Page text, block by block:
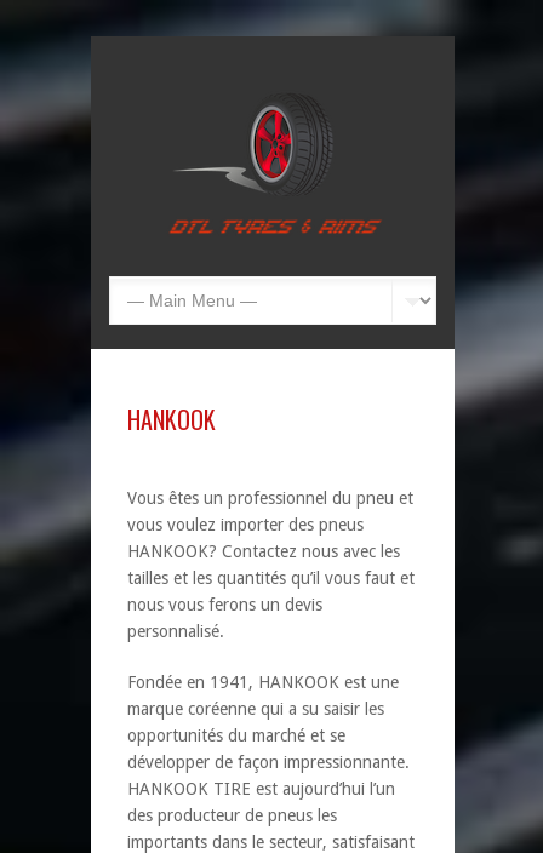
HANKOOK
Vous êtes un professionnel du pneu et
vous voulez importer des pneus
HANKOOK? Contactez nous avec les
tailles et les quantités qu’il vous faut et
nous vous ferons un devis
personnalisé.
Fondée en 1941, HANKOOK est une
marque coréenne qui a su saisir les
opportunités du marché et se
développer de façon impressionnante.
HANKOOK TIRE est aujourd’hui l’un
des producteur de pneus les
importants dans le secteur, satisfaisant